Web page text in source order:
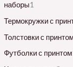
наборы1
Термокружки с
Толстовки с
Футболки с принтом